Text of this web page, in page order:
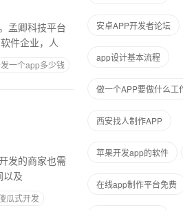
孟卿科技平台
件企业，人
一个app多少钱
发的商家也需
以及
瓜式开发
安卓APP开发者论坛
app设计基本流程
做一个APP要做什么工
西安找人制作APP
苹果开发app的软件
在线app制作平台免费